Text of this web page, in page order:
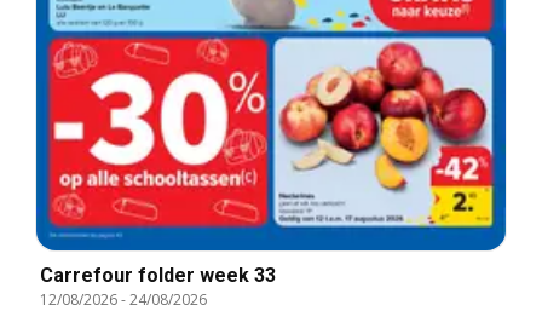
Carrefour folder week 33
12/08/2026-24/08/2026